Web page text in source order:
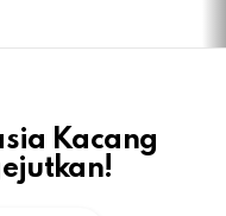
Kacang